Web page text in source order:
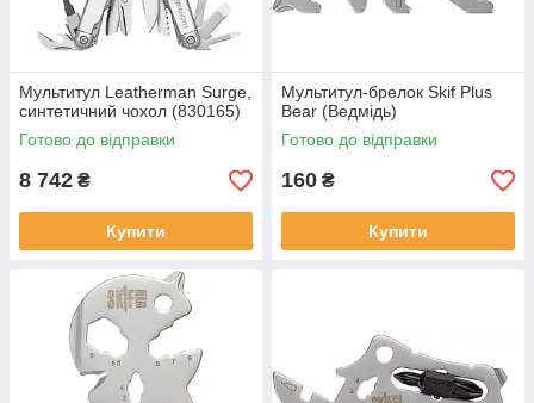
Мультитул Leatherman Surge,
синтетичний чохол (830165)
Готово до відправки
8 742 ₴
Купити
Мультитул-брелок Skif Plus
Bear (Ведмідь)
Готово до відправки
160 ₴
Купити